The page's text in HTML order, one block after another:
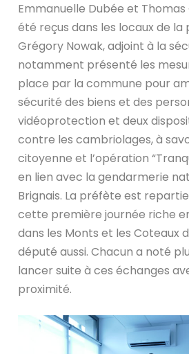
Emmanuelle Dubée et Thomas
été reçus dans les locaux de la
Grégory Nowak, adjoint à la
notamment présenté les
place par la commune pour
sécurité des biens et des
vidéoprotection et deux
contre les cambriolages, à
citoyenne et l’opération
en lien avec la gendarmerie
Brignais. La préfète est
cette première journée riche
dans les Monts et les Coteaux
député aussi. Chacun a noté
lancer suite à ces échanges
proximité.